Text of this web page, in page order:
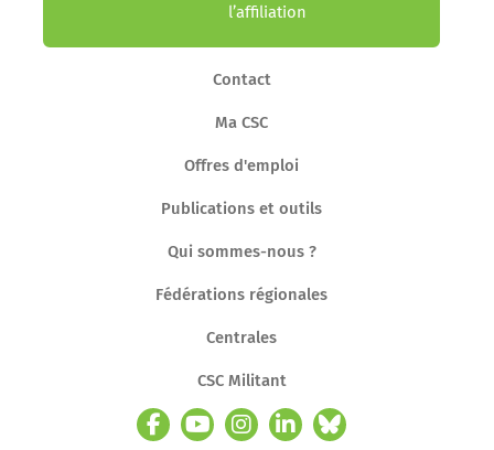
l’affiliation
Contact
Ma CSC
Offres d'emploi
Publications et outils
Qui sommes-nous ?
Fédérations régionales
Centrales
CSC Militant